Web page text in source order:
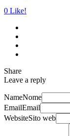
0 Like!
Share
Leave a reply
NameNome
EmailEmail
WebsiteSito web